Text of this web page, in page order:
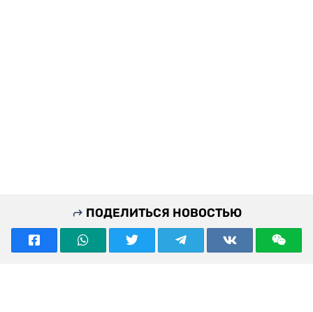
ПОДЕЛИТЬСЯ НОВОСТЬЮ